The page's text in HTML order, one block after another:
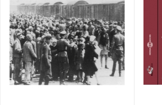
de la colonie des enfants d’Izieu.
Klarsfeld pour les enfants d’Izieu le